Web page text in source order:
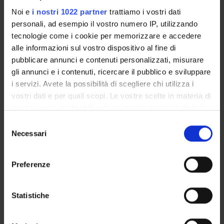
Noi e i nostri 1022 partner trattiamo i vostri dati
personali, ad esempio il vostro numero IP, utilizzando
tecnologie come i cookie per memorizzare e accedere
alle informazioni sul vostro dispositivo al fine di
pubblicare annunci e contenuti personalizzati, misurare
gli annunci e i contenuti, ricercare il pubblico e sviluppare
i servizi. Avete la possibilità di scegliere chi utilizza i
vostri dati e per quali scopi. Le vostre scelte in materia di
modificare o revocare il proprio consenso in qualsiasi
momento dalla Dichiarazione sui cookie o facendo clic
raccogliere informazioni sulla tua posizione
geografica, con un'approssimazione di qualche
delNecessari
Preferenze
Statistiche
This project aims to develop and design a set of concepts
and tools for (1) modeling multi-granular
temporal data in data warehouses and (2) integrating
OLAP techniques and statistical analysis in order
to better exploit the analysis capabilities of both
technologies and provide an unified tool.
PROJECT PARTICIPANTS